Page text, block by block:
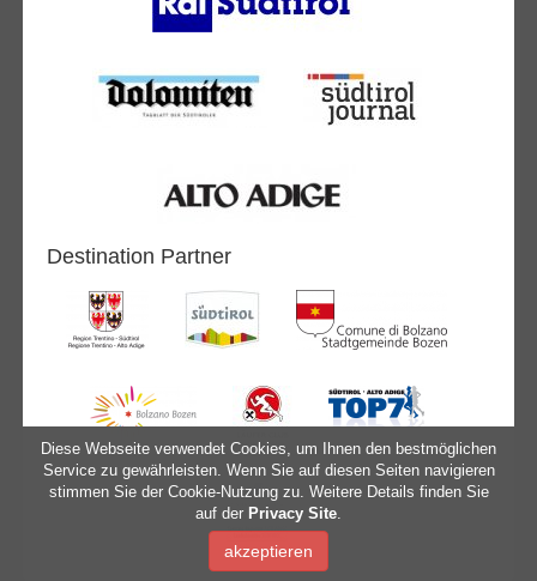
Destination Partner
Diese Webseite verwendet Cookies, um Ihnen den bestmöglichen
Service zu gewährleisten. Wenn Sie auf diesen Seiten navigieren
stimmen Sie der Cookie-Nutzung zu. Weitere Details finden Sie
auf der Privacy Site.